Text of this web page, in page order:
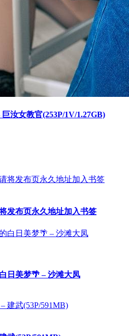
汝女教官(253P/1V/1.27GB)
发布页永久地址加入书签
日美梦🌴 – 沙滩大凤